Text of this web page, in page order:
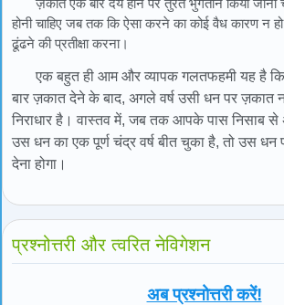
ज़कात एक बार देय होने पर तुरंत भुगतान किया जाना
होनी चाहिए जब तक कि ऐसा करने का कोई वैध कारण न
ढूंढने की प्रतीक्षा करना।
एक बहुत ही आम और व्यापक गलतफहमी यह है
बार ज़कात देने के बाद, अगले वर्ष उसी धन पर ज़कात
निराधार है। वास्तव में, जब तक आपके पास निसाब
उस धन का एक पूर्ण चंद्र वर्ष बीत चुका है, तो उस
देना होगा।
प्रश्नोत्तरी और त्वरित नेविगेशन
अब प्रश्नोत्तरी करें!